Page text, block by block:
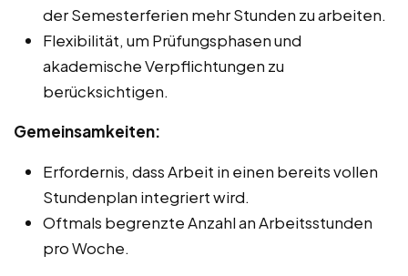
der Semesterferien mehr Stunden zu arbeiten.
Flexibilität, um Prüfungsphasen und
akademische Verpflichtungen zu
berücksichtigen.
Gemeinsamkeiten:
Erfordernis, dass Arbeit in einen bereits vollen
Stundenplan integriert wird.
Oftmals begrenzte Anzahl an Arbeitsstunden
pro Woche.